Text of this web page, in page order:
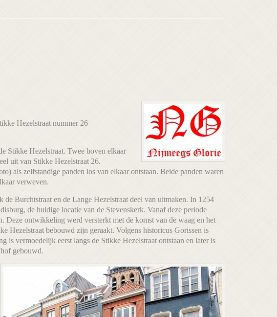
Hezelstraat nummer 26
Stikke Hezelstraat. Twee boven elkaar
uit van Stikke Hezelstraat 26.
als zelfstandige panden los van elkaar ontstaan. Beide panden waren
verweven.
Burchtstraat en de Lange Hezelstraat deel van uitmaken. In 1254
de huidige locatie van de Stevenskerk. Vanaf deze periode
Deze ontwikkeling werd versterkt met de komst van de waag en het
Hezelstraat bebouwd zijn geraakt. Volgens historicus Gorissen is
is vermoedelijk eerst langs de Stikke Hezelstraat ontstaan en later is
gebouwd.